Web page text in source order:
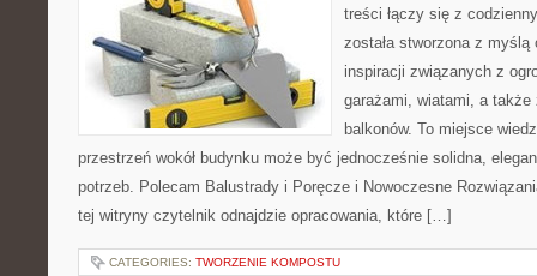
treści łączy się z
została stworzona z
inspiracji związanych z
garażami, wiatami, a
balkonów. To miejsce
przestrzeń wokół budynku może być jednocześnie solidna,
potrzeb. Polecam Balustrady i Poręcze i Nowoczesne
tej witryny czytelnik odnajdzie opracowania, które […]
CATEGORIES: TWORZENIE KOMPOSTU